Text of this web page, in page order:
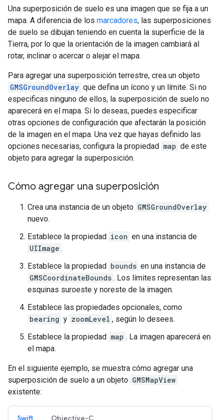
Una superposición de suelo es una imagen que se fija a un
mapa. A diferencia de los marcadores, las superposiciones
de suelo se dibujan teniendo en cuenta la superficie de la
Tierra, por lo que la orientación de la imagen cambiará al
rotar, inclinar o acercar o alejar el mapa.
Para agregar una superposición terrestre, crea un objeto
GMSGroundOverlay que defina un ícono y un límite. Si no
especificas ninguno de ellos, la superposición de suelo no
aparecerá en el mapa. Si lo deseas, puedes especificar
otras opciones de configuración que afectarán la posición
de la imagen en el mapa. Una vez que hayas definido las
opciones necesarias, configura la propiedad map de este
objeto para agregar la superposición.
Cómo agregar una superposición
Crea una instancia de un objeto GMSGroundOverlay
nuevo.
Establece la propiedad icon en una instancia de
UIImage .
Establece la propiedad bounds en una instancia de
GMSCoordinateBounds . Los límites representan las
esquinas suroeste y noreste de la imagen.
Establece las propiedades opcionales, como
bearing y zoomLevel , según lo desees.
Establece la propiedad map . La imagen aparecerá en
el mapa.
En el siguiente ejemplo, se muestra cómo agregar una
superposición de suelo a un objeto GMSMapView
existente:
Swift Objective-C